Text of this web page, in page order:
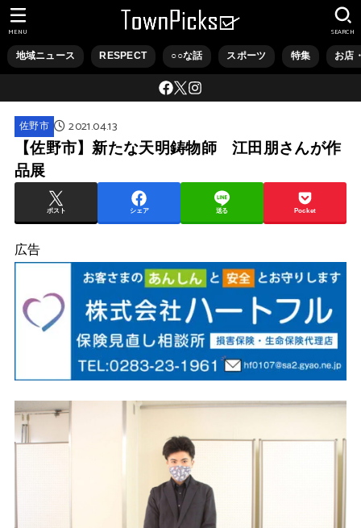
地域ニュース RESPECT ○○な話 スポーツ 特集 お店
SEARCH
MENU
佐野市 2021.04.13
【佐野市】新たな天明鋳物師 江田朋さんが作
品展
ポスト シェア 送る Pocket
広告